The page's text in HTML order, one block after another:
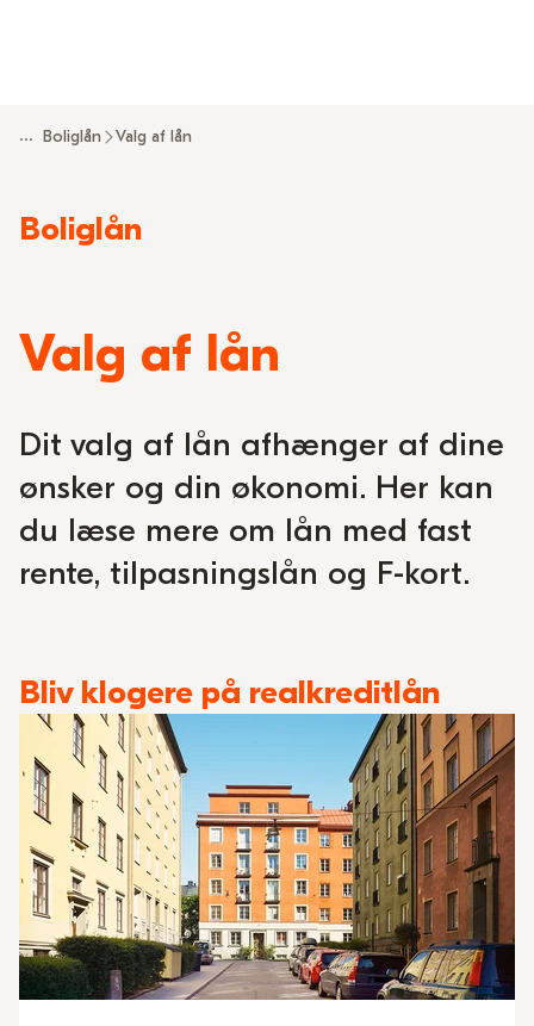
... Boliglån Valg af lån
Read
Boliglån
Valg af lån
Dit valg af lån afhænger af dine
ønsker og din økonomi. Her kan
du læse mere om lån med fast
rente, tilpasningslån og F-kort.
Bliv klogere på realkreditlån